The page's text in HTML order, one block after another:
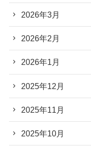
2026年3月
2026年2月
2026年1月
2025年12月
2025年11月
2025年10月